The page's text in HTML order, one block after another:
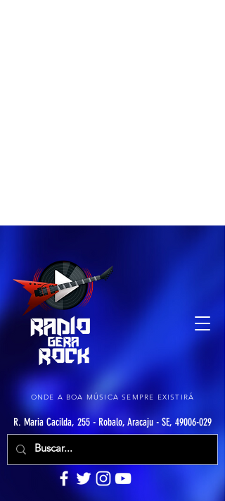
ONDE A BOA MÚSICA SEMPRE EXISTIRÁ
R. Maria Cacilda, 255 - Robalo, Aracaju - SE, 49006-029